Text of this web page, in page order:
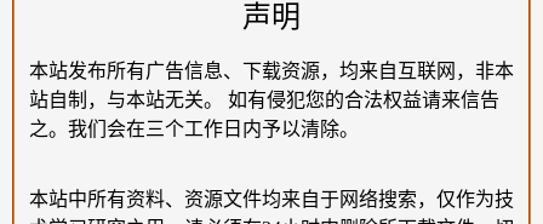
声明
本站发布所有广告信息、下载资源，均来自互联网，非本
站自制，与本站无关。 如有侵犯您的合法权益请来信告
之。我们会在三个工作日内予以清除。
本站中所有资料、资源文件均来自于网络搜索，仅作为技